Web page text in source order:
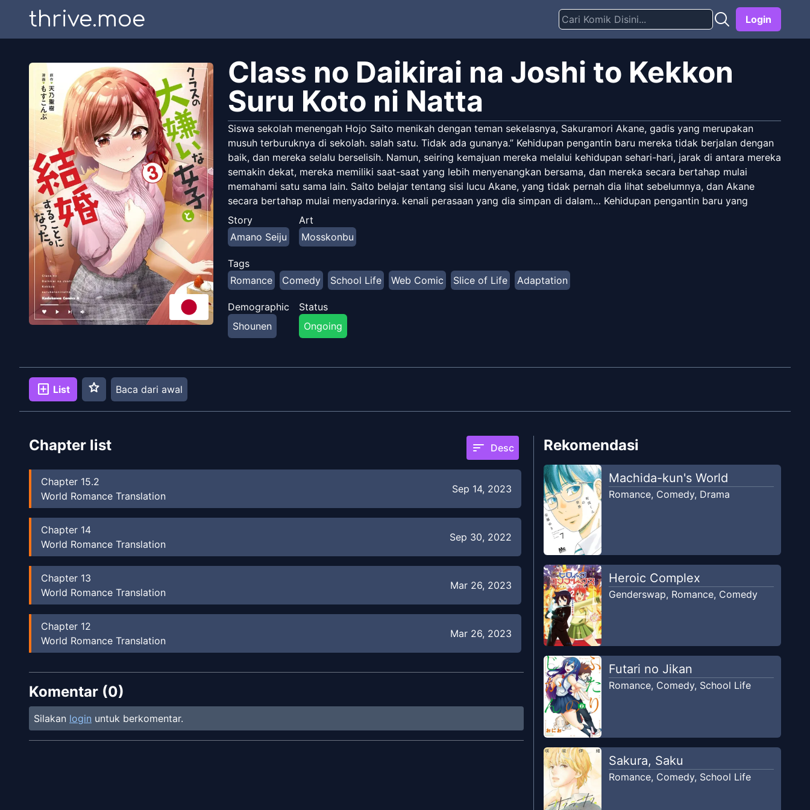
thrive.moe Login
Class no Daikirai na Joshi to Kekkon
Suru Koto ni Natta
Siswa sekolah menengah Hojo Saito menikah dengan teman sekelasnya, Sakuramori Akane, gadis yang merupakan
musuh terburuknya di sekolah. salah satu. Tidak ada gunanya.” Kehidupan pengantin baru mereka tidak berjalan dengan
baik, dan mereka selalu berselisih. Namun, seiring kemajuan mereka melalui kehidupan sehari-hari, jarak di antara mereka
semakin dekat, mereka memiliki saat-saat yang lebih menyenangkan bersama, dan mereka secara bertahap mulai
memahami satu sama lain. Saito belajar tentang sisi lucu Akane, yang tidak pernah dia lihat sebelumnya, dan Akane
secara bertahap mulai menyadarinya. kenali perasaan yang dia simpan di dalam… Kehidupan pengantin baru yang
mendebarkan hati dari dua orang yang sepertinya tidak bisa jujur satu sama lain dimulai di sini!
Story
Amano Seiju
Art
Mosskonbu
Tags
Romance
Comedy School Life Web Comic Slice of Life Adaptation
Demographic
Shounen
Status
Ongoing
add_box List star Baca dari awal
Chapter list sort Desc
Chapter 15.2
World Romance Translation
Sep 14, 2023
Chapter 14
World Romance Translation
Sep 30, 2022
Chapter 13
World Romance Translation
Mar 26, 2023
Chapter 12
World Romance Translation
Mar 26, 2023
Chapter11
World Romance Translation
Chapter10
World Romance Translation
Jul 14, 2022
Komentar (0)
Silakan login untuk berkomentar.
Rekomendasi
Machida-kun's World
Romance, Comedy, Drama
Heroic Complex
Genderswap, Romance, Comedy
Futari no Jikan
Romance, Comedy, School Life
Sakura, Saku
Romance, Comedy, School Life